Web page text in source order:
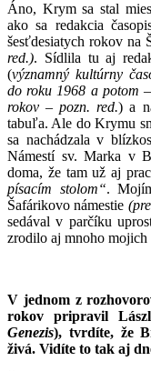
Áno, Krym sa stal
ako sa redakcia
šesťdesiatych rokov na
red.). Sídlila tu aj
(významný kultúrny
do roku 1968 a potom
rokov – pozn. red.) a
tabuľa. Ale do Krymu
sa nachádzala v
Námestí sv. Marka v
doma, že tam už aj
písacím stolom“.
Šafárikovo námestie
sedával v parčíku
zrodilo aj mnoho mojich
V jednom z
rokov pripravil
Genezis), tvrdíte, že
živá. Vidíte to tak aj